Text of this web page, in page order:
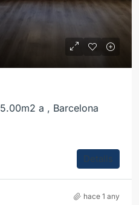
a , Barcelona
Detalls
hace 1 any